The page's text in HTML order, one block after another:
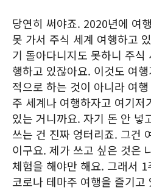
당연히 써야죠. 2020년에 여
못 가서 주식 세계 여행하고
기 돌아다니지도 못하니 주식
행하고 있잖아요. 이것도 여
적으로 하는 것이 아니라 여
주 세계나 여행하자고 여기저
있는 거니까요. 자기 돈 안 넣
쓰는 건 진짜 엉터리죠. 그건
이구요. 제가 쓰고 싶은 것은
체험을 해야만 해요. 그래서
코로나 테마주 여행을 즐기고